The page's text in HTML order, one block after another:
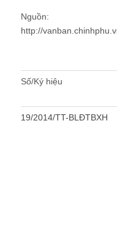
Nguồn:
http://
Số/Ký hiệu
19/2014/TT-BLĐTBXH